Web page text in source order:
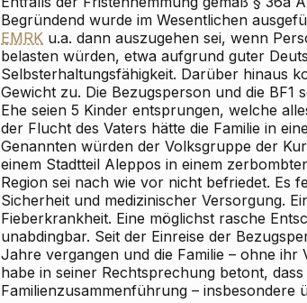
Begründend wurde im Wesentlichen
EMRK u.a. dann auszugehen sei, wenn
belasten würden, etwa aufgrund guter
Selbsterhaltungsfähigkeit. Darüber hinaus
Gewicht zu. Die Bezugsperson und die
Ehe seien 5 Kinder entsprungen, welche
der Flucht des Vaters hätte die Familie in
Genannten würden der Volksgruppe der
einem Stadtteil Aleppos in einem
Region sei nach wie vor nicht befriedet. Es
Sicherheit und medizinischer Versorgung.
Fieberkrankheit. Eine möglichst rasche
unabdingbar. Seit der Einreise der
Jahre vergangen und die Familie – ohne ihr
habe in seiner Rechtsprechung betont,
Familienzusammenführung – insbesondere